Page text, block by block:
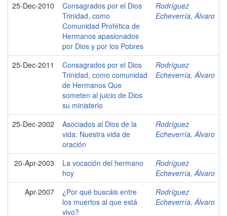
25-Dec-2010
Consagrados por el Dios
Trinidad, como
Comunidad Profética de
Hermanos apasionados
por Dios y por los Pobres
Rodríguez
Echeverría, Álvaro
25-Dec-2011
Consagrados por el Dios
Trinidad, como comunidad
de Hermanos Que
someten al juicio de Dios
su ministerio
Rodríguez
Echeverría, Álvaro
25-Dec-2002
Asociados al Dios de la
vida: Nuestra vida de
oración
Rodríguez
Echeverría, Álvaro
20-Apr-2003
La vocación del hermano
hoy
Rodríguez
Echeverría, Álvaro
Apr-2007
¿Por qué buscáis entre
los muertos al que está
vivo?
Rodríguez
Echeverría, Álvaro